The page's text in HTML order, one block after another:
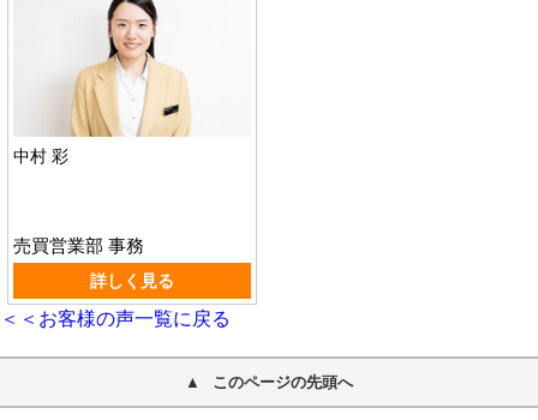
中村 彩
売買営業部 事務
詳しく見る
＜＜お客様の声一覧に戻る
このページの先頭へ